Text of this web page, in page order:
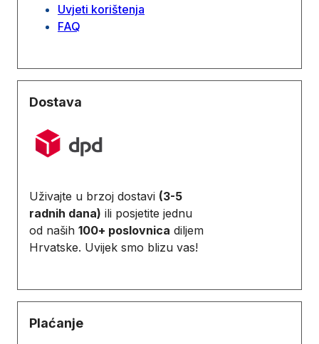
Uvjeti korištenja
FAQ
Dostava
Uživajte u brzoj dostavi (3-5
radnih dana) ili posjetite jednu
od naših 100+ poslovnica diljem
Hrvatske. Uvijek smo blizu vas!
Plaćanje